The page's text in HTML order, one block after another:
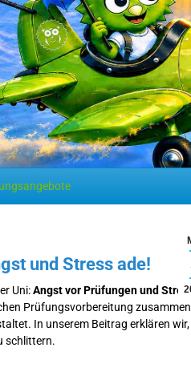
und Stress ade!
Uni:Angst vor Prüfungen und
Prüfungsvorbereitung
In unserem Beitrag erklären wir,
schlittern.